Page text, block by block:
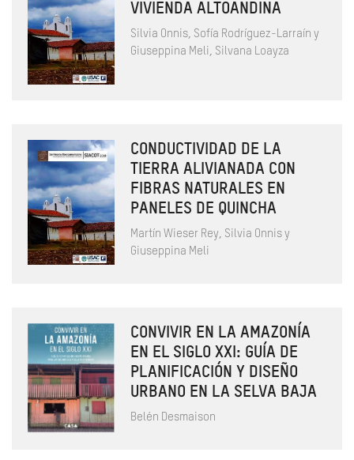
VIVIENDA ALTOANDINA
Silvia Onnis, Sofía Rodríguez-Larraín y
Giuseppina Meli, Silvana Loayza
CONDUCTIVIDAD DE LA
TIERRA ALIVIANADA CON
FIBRAS NATURALES EN
PANELES DE QUINCHA
Martín Wieser Rey, Silvia Onnis y
Giuseppina Meli
CONVIVIR EN LA AMAZONÍA
EN EL SIGLO XXI: GUÍA DE
PLANIFICACIÓN Y DISEÑO
URBANO EN LA SELVA BAJA
Belén Desmaison